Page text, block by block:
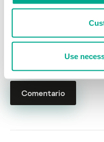
Use
Nombre*